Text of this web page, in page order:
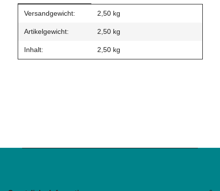
Produkteigenschaft
Wert
Versandgewicht: 2,50 kg
Artikelgewicht: 2,50 kg
Inhalt: 2,50 kg